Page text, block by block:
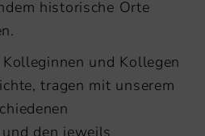
historische Orte
und Kollegen
tragen mit unserem
den jeweils